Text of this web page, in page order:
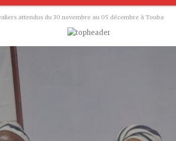
attendus du 30 novembre au 05 décembre à Touba